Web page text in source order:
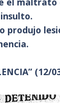
produjo
(12/